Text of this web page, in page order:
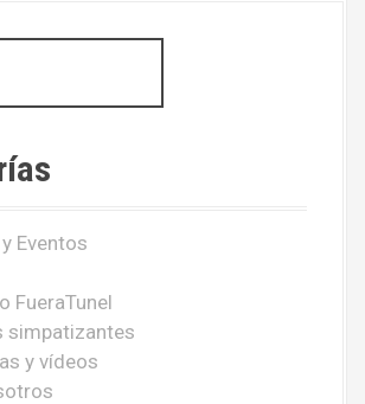
Eventos
FueraTunel
simpatizantes
y vídeos